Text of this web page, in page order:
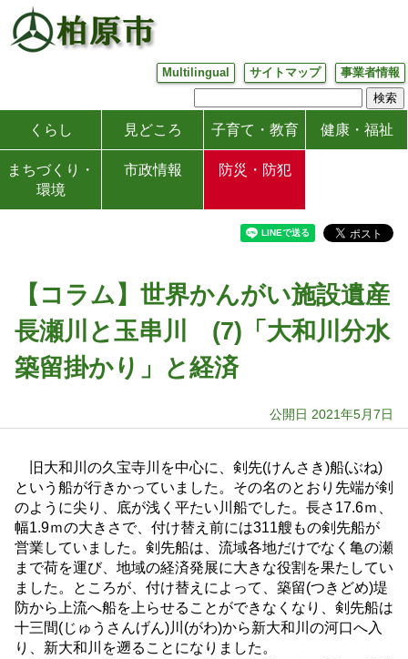
Multilingual サイトマップ 事業者情報
くらし 見どころ 子育て・教育 健康・福祉
まちづくり・
環境
市政情報 防災・防犯
【コラム】世界かんがい施設遺産
長瀬川と玉串川 (7)「大和川分水
築留掛かり」と経済
公開日 2021年5月7日
旧大和川の久宝寺川を中心に、剣先(けんさき)船(ぶね)
という船が行きかっていました。その名のとおり先端が剣
のように尖り、底が浅く平たい川船でした。長さ17.6ｍ、
幅1.9ｍの大きさで、付け替え前には311艘もの剣先船が
営業していました。剣先船は、流域各地だけでなく亀の瀬
まで荷を運び、地域の経済発展に大きな役割を果たしてい
ました。ところが、付け替えによって、築留(つきどめ)堤
防から上流へ船を上らせることができなくなり、剣先船は
十三間(じゅうさんげん)川(がわ)から新大和川の河口へ入
り、新大和川を遡ることになりました。